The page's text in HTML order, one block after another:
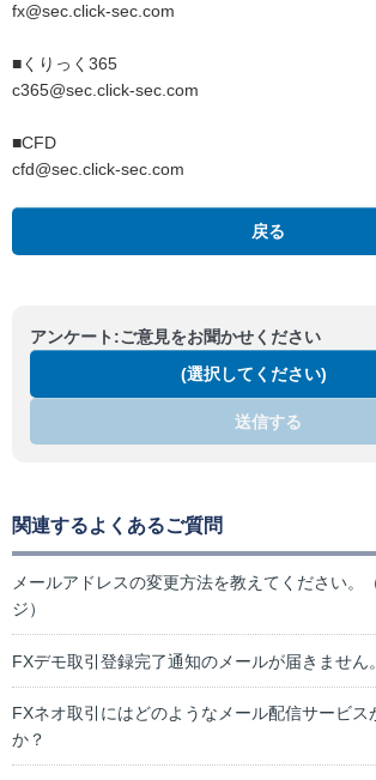
fx@sec.click-sec.com
■くりっく365
c365@sec.click-sec.com
■CFD
cfd@sec.click-sec.com
戻る
アンケート:ご意見をお聞かせください
(選択してください)
送信する
関連するよくあるご質問
メールアドレスの変更方法を教えてください。
ジ）
FXデモ取引登録完了通知のメールが届きません。
FXネオ取引にはどのようなメール配信サービス
か？